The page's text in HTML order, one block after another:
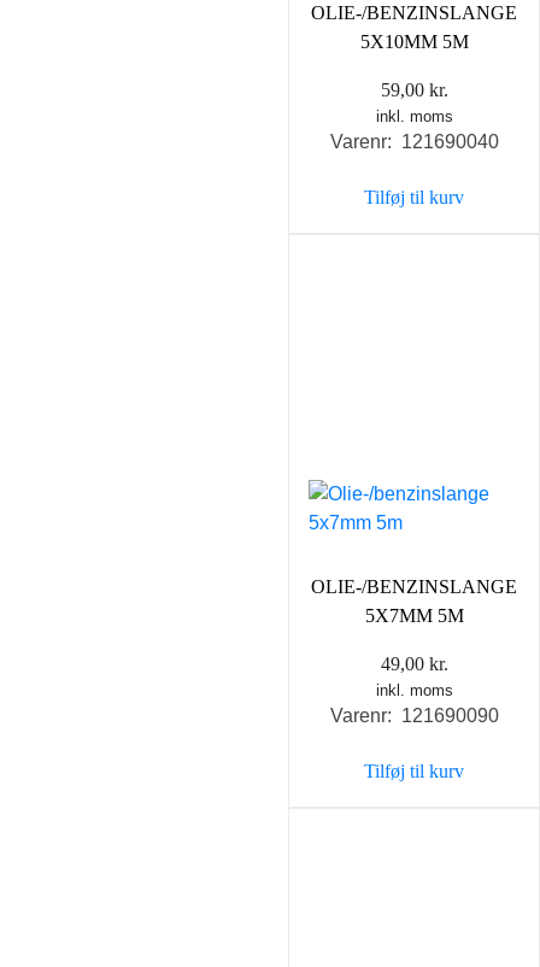
OLIE-/BENZINSLANGE
5X10MM 5M
59,00 kr.
inkl. moms
Varenr: 121690040
Tilføj til kurv
OLIE-/BENZINSLANGE
5X7MM 5M
49,00 kr.
inkl. moms
Varenr: 121690090
Tilføj til kurv